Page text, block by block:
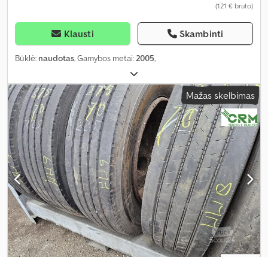
(121 € bruto)
Klausti Skambinti
Būklė: naudotas, Gamybos metai:2005,
Mažas skelbimas